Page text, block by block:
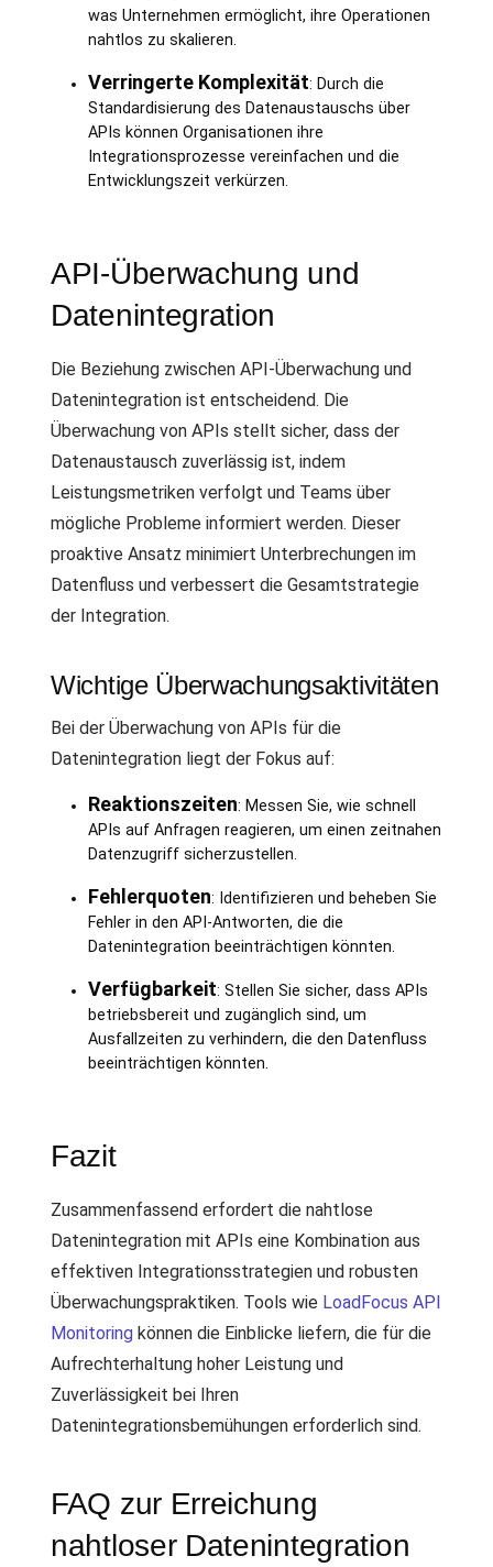
was Unternehmen ermöglicht, ihre Operationen
nahtlos zu skalieren.
Verringerte Komplexität: Durch die
Standardisierung des Datenaustauschs über
APIs können Organisationen ihre
Integrationsprozesse vereinfachen und die
Entwicklungszeit verkürzen.
API-Überwachung und
Datenintegration
Die Beziehung zwischen API-Überwachung und
Datenintegration ist entscheidend. Die
Überwachung von APIs stellt sicher, dass der
Datenaustausch zuverlässig ist, indem
Leistungsmetriken verfolgt und Teams über
mögliche Probleme informiert werden. Dieser
proaktive Ansatz minimiert Unterbrechungen im
Datenfluss und verbessert die Gesamtstrategie
der Integration.
Wichtige Überwachungsaktivitäten
Bei der Überwachung von APIs für die
Datenintegration liegt der Fokus auf:
Reaktionszeiten: Messen Sie, wie schnell
APIs auf Anfragen reagieren, um einen zeitnahen
Datenzugriff sicherzustellen.
Fehlerquoten: Identifizieren und beheben Sie
Fehler in den API-Antworten, die die
Datenintegration beeinträchtigen könnten.
Verfügbarkeit: Stellen Sie sicher, dass APIs
betriebsbereit und zugänglich sind, um
Ausfallzeiten zu verhindern, die den Datenfluss
beeinträchtigen könnten.
Fazit
Zusammenfassend erfordert die nahtlose
Datenintegration mit APIs eine Kombination aus
effektiven Integrationsstrategien und robusten
Überwachungspraktiken. Tools wie LoadFocus API
Monitoring können die Einblicke liefern, die für die
Aufrechterhaltung hoher Leistung und
Zuverlässigkeit bei Ihren
Datenintegrationsbemühungen erforderlich sind.
FAQ zur Erreichung
nahtloser Datenintegration